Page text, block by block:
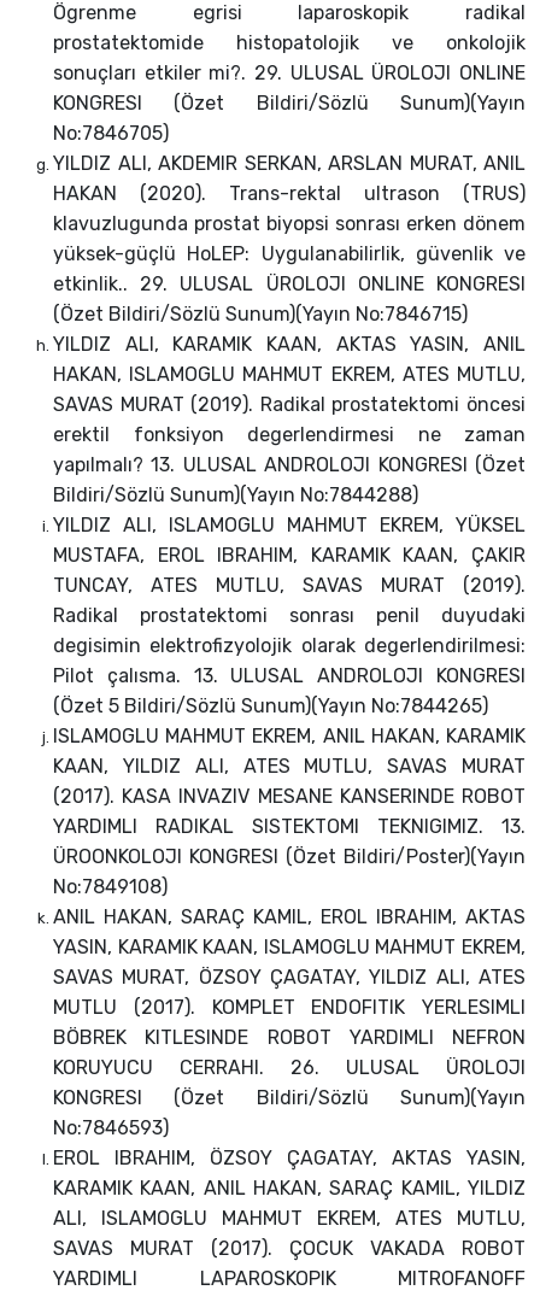
Ögrenme egrisi laparoskopik radikal
prostatektomide histopatolojik ve onkolojik
sonuçları etkiler mi?. 29. ULUSAL ÜROLOJI ONLINE
KONGRESI (Özet Bildiri/Sözlü Sunum)(Yayın
No:7846705)
YILDIZ ALI, AKDEMIR SERKAN, ARSLAN MURAT, ANIL
HAKAN (2020). Trans-rektal ultrason (TRUS)
klavuzlugunda prostat biyopsi sonrası erken dönem
yüksek-güçlü HoLEP: Uygulanabilirlik, güvenlik ve
etkinlik.. 29. ULUSAL ÜROLOJI ONLINE KONGRESI
(Özet Bildiri/Sözlü Sunum)(Yayın No:7846715)
YILDIZ ALI, KARAMIK KAAN, AKTAS YASIN, ANIL
HAKAN, ISLAMOGLU MAHMUT EKREM, ATES MUTLU,
SAVAS MURAT (2019). Radikal prostatektomi öncesi
erektil fonksiyon degerlendirmesi ne zaman
yapılmalı? 13. ULUSAL ANDROLOJI KONGRESI (Özet
Bildiri/Sözlü Sunum)(Yayın No:7844288)
YILDIZ ALI, ISLAMOGLU MAHMUT EKREM, YÜKSEL
MUSTAFA, EROL IBRAHIM, KARAMIK KAAN, ÇAKIR
TUNCAY, ATES MUTLU, SAVAS MURAT (2019).
Radikal prostatektomi sonrası penil duyudaki
degisimin elektrofizyolojik olarak degerlendirilmesi:
Pilot çalısma. 13. ULUSAL ANDROLOJI KONGRESI
(Özet 5 Bildiri/Sözlü Sunum)(Yayın No:7844265)
ISLAMOGLU MAHMUT EKREM, ANIL HAKAN, KARAMIK
KAAN, YILDIZ ALI, ATES MUTLU, SAVAS MURAT
(2017). KASA INVAZIV MESANE KANSERINDE ROBOT
YARDIMLI RADIKAL SISTEKTOMI TEKNIGIMIZ. 13.
ÜROONKOLOJI KONGRESI (Özet Bildiri/Poster)(Yayın
No:7849108)
ANIL HAKAN, SARAÇ KAMIL, EROL IBRAHIM, AKTAS
YASIN, KARAMIK KAAN, ISLAMOGLU MAHMUT EKREM,
SAVAS MURAT, ÖZSOY ÇAGATAY, YILDIZ ALI, ATES
MUTLU (2017). KOMPLET ENDOFITIK YERLESIMLI
BÖBREK KITLESINDE ROBOT YARDIMLI NEFRON
KORUYUCU CERRAHI. 26. ULUSAL ÜROLOJI
KONGRESI (Özet Bildiri/Sözlü Sunum)(Yayın
No:7846593)
EROL IBRAHIM, ÖZSOY ÇAGATAY, AKTAS YASIN,
KARAMIK KAAN, ANIL HAKAN, SARAÇ KAMIL, YILDIZ
ALI, ISLAMOGLU MAHMUT EKREM, ATES MUTLU,
SAVAS MURAT (2017). ÇOCUK VAKADA ROBOT
YARDIMLI LAPAROSKOPIK MITROFANOFF